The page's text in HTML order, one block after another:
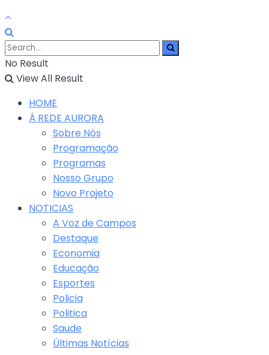
No Result
View All Result
HOME
Á REDE AURORA
Sobre Nós
Programação
Programas
Nosso Grupo
Novo Projeto
NOTICIAS
A Voz de Campos
Destaque
Economia
Educação
Esportes
Policia
Politica
Saude
Últimas Notícias